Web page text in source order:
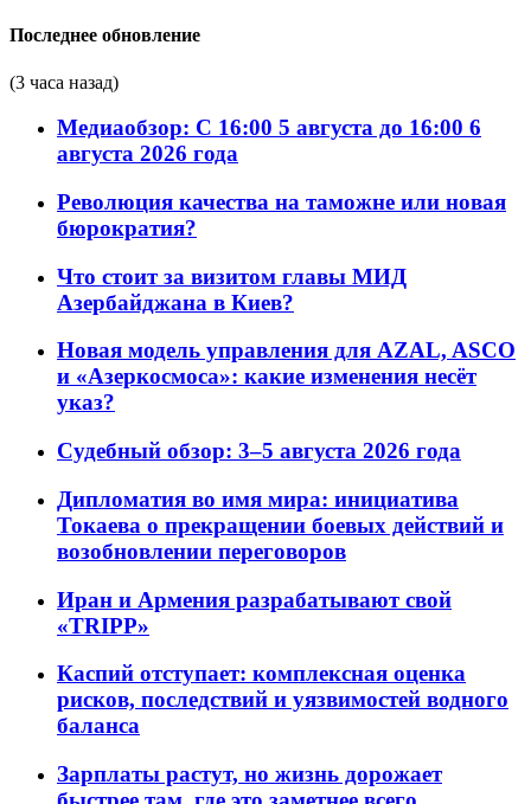
Последнее обновление
(3 часа назад)
Медиаобзор: С 16:00 5 августа до 16:00 6
августа 2026 года
Революция качества на таможне или новая
бюрократия?
Что стоит за визитом главы МИД
Азербайджана в Киев?
Новая модель управления для AZAL, ASCO
и «Азеркосмоса»: какие изменения несёт
указ?
Судебный обзор: 3–5 августа 2026 года
Дипломатия во имя мира: инициатива
Токаева о прекращении боевых действий и
возобновлении переговоров
Иран и Армения разрабатывают свой
«TRIPP»
Каспий отступает: комплексная оценка
рисков, последствий и уязвимостей водного
баланса
Зарплаты растут, но жизнь дорожает